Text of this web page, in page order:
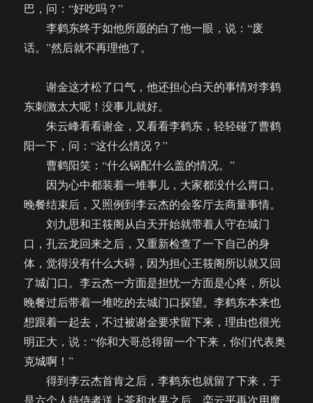
巴，问：“好吃吗？”
李鹤东终于如他所愿的白了他一眼，说：“废
话。”然后就不再理他了。
谢金这才松了口气，他还担心白天的事情对李鹤
东刺激太大呢！没事儿就好。
朱云峰看看谢金，又看看李鹤东，轻轻碰了曹鹤
阳一下，问：“这什么情况？”
曹鹤阳笑：“什么锅配什么盖的情况。”
因为心中都装着一堆事儿，大家都没什么胃口。
晚餐结束后，又照例到李云杰的会客厅去商量事情。
刘九思和王筱阁从白天开始就带着人守在城门
口，孔云龙回来之后，又重新检查了一下自己的身
体，觉得没有什么大碍，因为担心王筱阁所以就又回
了城门口。李云杰一方面是担忧一方面是心疼，所以
晚餐过后带着一堆吃的去城门口探望。李鹤东本来也
想跟着一起去，不过被谢金要求留下来，理由也很光
明正大，说：“你和大哥总得留一个下来，你们代表奥
克城啊！”
得到李云杰首肯之后，李鹤东也就留了下来，于